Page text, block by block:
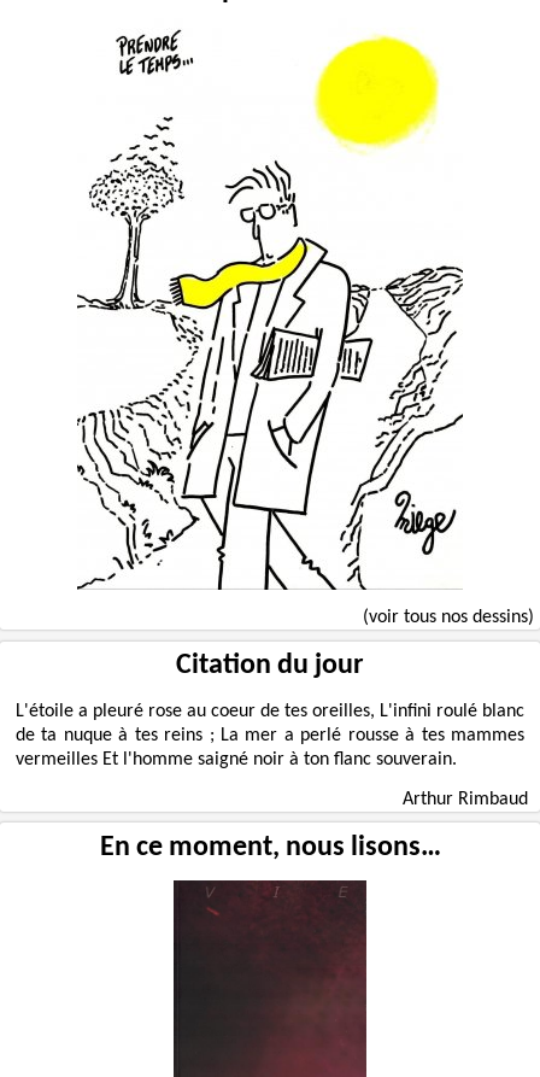
(voir tous nos dessins)
Citation du jour
L'étoile a pleuré rose au coeur de tes oreilles, L'infini roulé blanc
de ta nuque à tes reins ; La mer a perlé rousse à tes mammes
vermeilles Et l'homme saigné noir à ton flanc souverain.
Arthur Rimbaud
En ce moment, nous lisons…